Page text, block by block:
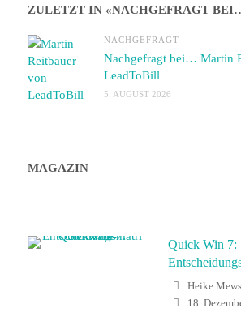
ZULETZT IN «NACHGEFRAGT
NACHGEFRAGT
Nachgefragt bei… Martin
LeadToBill
5. AUGUST 2026
MAGAZIN
Quick Win 7:
Heike Mews
18.